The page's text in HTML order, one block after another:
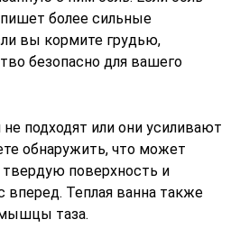
более сильные
вы кормите грудью,
безопасно для вашего
подходят или они усиливают
обнаружить, что может
твердую поверхность и
вперед. Теплая ванна также
таза.